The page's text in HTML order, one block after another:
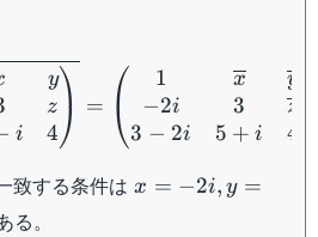
i
y
z
4⎠
⎞ = ⎝
⎛
1
−2i
3 − 2i
x
3
5 + i
y
z
4
致する条件はx
x = −2i, y =
る。